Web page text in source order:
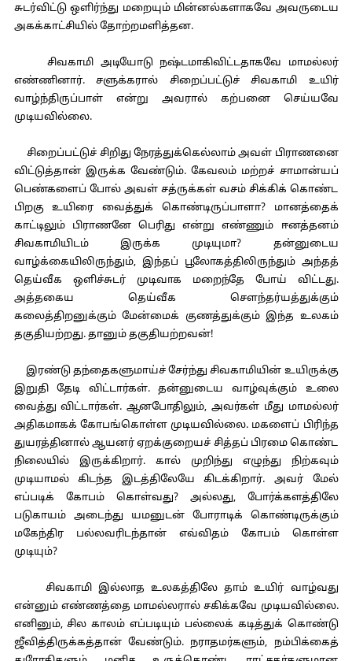
சுடர்விட்டு ஒளிர்ந்து மறையும் மின்னல்களாகவே அவருடைய
அகக்காட்சியில் தோற்றமளித்தன.
சிவகாமி அடியோடு நஷ்டமாகிவிட்டதாகவே மாமல்லர்
எண்ணினார். சளுக்கரால் சிறைப்பட்டுச் சிவகாமி உயிர்
வாழ்ந்திருப்பாள் என்று அவரால் கற்பனை செய்யவே
முடியவில்லை.
சிறைப்பட்டுச் சிறிது நேரத்துக்கெல்லாம் அவள் பிராணனை
விட்டுத்தான் இருக்க வேண்டும். கேவலம் மற்றச் சாமான்யப்
பெண்களைப் போல் அவள் சத்ருக்கள் வசம் சிக்கிக் கொண்ட
பிறகு உயிரை வைத்துக் கொண்டிருப்பாளா? மானத்தைக்
காட்டிலும் பிராணனே பெரிது என்று எண்ணும் ஈனத்தனம்
சிவகாமியிடம் இருக்க முடியுமா? தன்னுடைய
வாழ்க்கையிலிருந்தும், இந்தப் பூலோகத்திலிருந்தும் அந்தத்
தெய்வீக ஒளிச்சுடர் முடிவாக மறைந்தே போய் விட்டது.
அத்தகைய தெய்வீக சௌந்தர்யத்துக்கும்
கலைத்திறனுக்கும் மேன்மைக் குணத்துக்கும் இந்த உலகம்
தகுதியற்றது. தானும் தகுதியற்றவன்!
இரண்டு தந்தைகளுமாய்ச் சேர்ந்து சிவகாமியின் உயிருக்கு
இறுதி தேடி விட்டார்கள். தன்னுடைய வாழ்வுக்கும் உலை
வைத்து விட்டார்கள். ஆனபோதிலும், அவர்கள் மீது மாமல்லர்
அதிகமாகக் கோபங்கொள்ள முடியவில்லை. மகளைப் பிரிந்த
துயரத்தினால் ஆயனர் ஏறக்குறையச் சித்தப் பிரமை கொண்ட
நிலையில் இருக்கிறார். கால் முறிந்து எழுந்து நிற்கவும்
முடியாமல் கிடந்த இடத்திலேயே கிடக்கிறார். அவர் மேல்
எப்படிக் கோபம் கொள்வது? அல்லது, போர்க்களத்திலே
படுகாயம் அடைந்து யமனுடன் போராடிக் கொண்டிருக்கும்
மகேந்திர பல்லவரிடந்தான் எவ்விதம் கோபம் கொள்ள
முடியும்?
சிவகாமி இல்லாத உலகத்திலே தாம் உயிர் வாழ்வது
என்னும் எண்ணத்தை மாமல்லரால் சகிக்கவே முடியவில்லை.
எனினும், சில காலம் எப்படியும் பல்லைக் கடித்துக் கொண்டு
ஜீவித்திருக்கத்தான் வேண்டும். நராதமர்களும், நம்பிக்கைத்